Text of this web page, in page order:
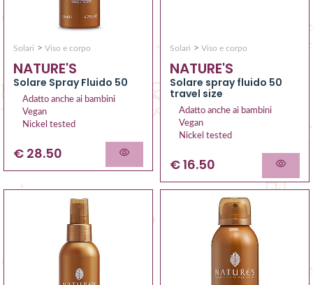
Solari > Viso e corpo
NATURE'S
Solare Spray Fluido 50
Adatto anche ai bambini
Vegan
Nickel tested
€ 28.50
Solari > Viso e corpo
NATURE'S
Solare spray fluido 50
travel size
Adatto anche ai bambini
Vegan
Nickel tested
€ 16.50